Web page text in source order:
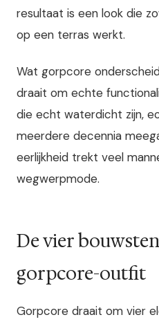
resultaat is een look die
op een terras werkt.
Wat gorpcore
draait om echte
die echt waterdicht zijn,
meerdere decennia
eerlijkheid trekt veel
wegwerpmode.
De vier
gorpcore-outfit
Gorpcore draait om vier